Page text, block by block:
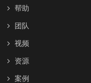
帮助
团队
视频
资源
案例